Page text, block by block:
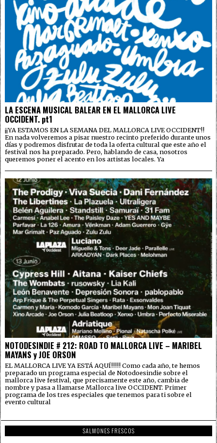
LA ESCENA MUSICAL BALEAR EN EL MALLORCA LIVE
OCCIDENT. pt1
¡¡YA ESTAMOS EN LA SEMANA DEL MALLORCA LIVE OCCIDENT!!
En nada volveremos a pisar nuestro recinto preferido durante unos
días y podremos disfrutar de toda la oferta cultural que este año el
festival nos ha preparado. Pero, hablando de casa, nosotros
queremos poner el acento en los artistas locales. Ya
NOTODESINDIE # 212: ROAD TO MALLORCA LIVE – MARIBEL
MAYANS y JOE ORSON
EL MALLORCA LIVE YA ESTÁ AQUÍ!!!!! Como cada año, te hemos
preparado un programa especial de Notodoesindie sobre el
mallorca live festival, que precisamente este año, cambia de
nombre y pasa a llamarse Mallorca live OCCIDENT. Primer
programa de los tres especiales que tenemos para ti sobre el
evento cultural
SALMONES FRESCOS